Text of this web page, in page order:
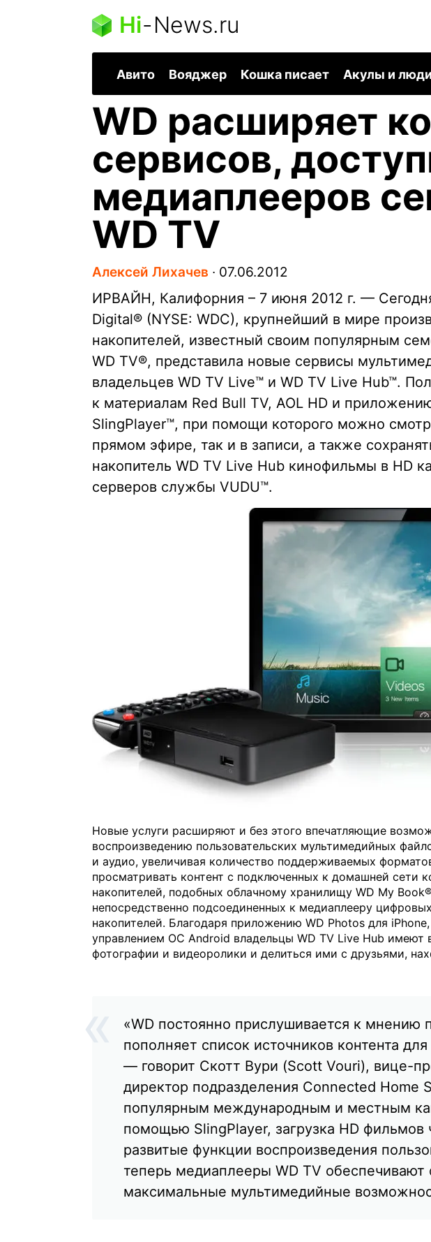
Hi-News.ru
Авито Вояджер Кошка писает Акулы и люди
WD расширяет
сервисов,
медиаплееров
WD TV
Алексей Лихачев ∙ 07.06.2012
ИРВАЙН, Калифорния – 7 июня 2012 г. —
Digital® (NYSE: WDC), крупнейший в мире
накопителей, известный своим популярным
WD TV®, представила новые сервисы
владельцев WD TV Live™ и WD TV Live Hub™.
к материалам Red Bull TV, AOL HD и
SlingPlayer™, при помощи которого можно
прямом эфире, так и в записи, а также
накопитель WD TV Live Hub кинофильмы в HD
серверов службы VUDU™.
Новые услуги расширяют и без этого впечатляющие
воспроизведению пользовательских мультимедийных
и аудио, увеличивая количество поддерживаемых
просматривать контент с подключенных к домашней сети
накопителей, подобных облачному хранилищу WD My
непосредственно подсоединенных к медиаплееру
накопителей. Благодаря приложению WD Photos для
управлением ОС Android владельцы WD TV Live Hub имеют
фотографии и видеоролики и делиться ими с друзьями,
«WD постоянно прислушивается к мнению
пополняет список источников контента
— говорит Скотт Вури (Scott Vouri), вице-
директор подразделения Connected Home
популярным международным и местным
помощью SlingPlayer, загрузка HD фильмов
развитые функции воспроизведения
теперь медиаплееры WD TV
максимальные мультимедийные